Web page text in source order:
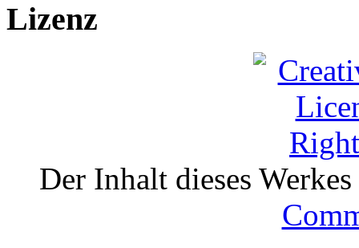
Lizenz
Der Inhalt dieses